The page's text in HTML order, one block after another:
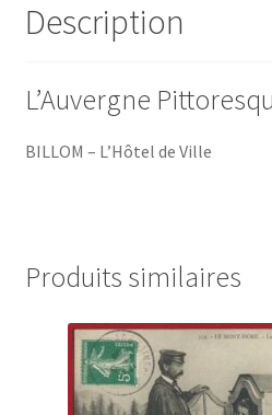
Description
L’Auvergne
BILLOM – L’Hôtel de Ville
Produits similaires